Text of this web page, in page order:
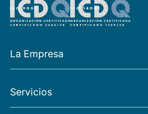
La Empresa
Servicios